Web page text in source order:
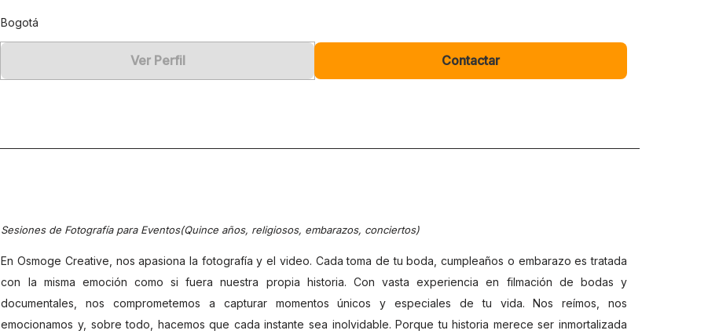
Bogotá
Ver Perfil Contactar
Sesiones de Fotografía para Eventos(Quince años, religiosos, embarazos, conciertos)
En Osmoge Creative, nos apasiona la fotografía y el video. Cada toma de tu boda, cumpleaños o embarazo es tratada
con la misma emoción como si fuera nuestra propia historia. Con vasta experiencia en filmación de bodas y
documentales, nos comprometemos a capturar momentos únicos y especiales de tu vida. Nos reímos, nos
emocionamos y, sobre todo, hacemos que cada instante sea inolvidable. Porque tu historia merece ser inmortalizada